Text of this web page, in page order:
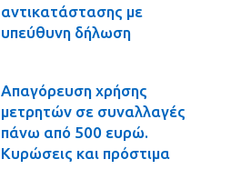
αντικατάστασης με
υπεύθυνη δήλωση
Απαγόρευση χρήσης
μετρητών σε συναλλαγές
πάνω από 500 ευρώ.
Κυρώσεις και πρόστιμα